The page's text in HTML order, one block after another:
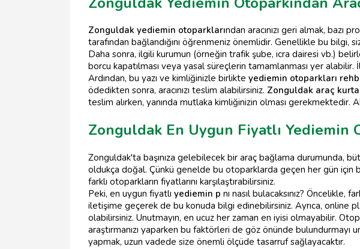
Zonguldak yediemin otoparklarından aracınızı geri almak, bazı
tarafından bağlandığını öğrenmeniz önemlidir. Genellikle bu bilgi,
Daha sonra, ilgili kurumun (örneğin trafik şube, icra dairesi vb.)
borcu kapatılması veya yasal süreçlerin tamamlanması yer
Ardından, bu yazı ve kimliğinizle birlikte yediemin otoparkları
ödedikten sonra, aracınızı teslim alabilirsiniz. Zonguldak araç
teslim alırken, yanında mutlaka kimliğinizin olması gerekmektedir.
Zonguldak En Uygun Fiyatlı Yediemin
Zonguldak'ta başınıza gelebilecek bir araç bağlama durumunda,
oldukça doğal. Çünkü genelde bu otoparklarda geçen her gün için
farklı otoparkların fiyatlarını karşılaştırabilirsiniz.
Peki, en uygun fiyatlı yediemin p nı nasıl bulacaksınız? Öncelikle,
iletişime geçerek de bu konuda bilgi edinebilirsiniz. Ayrıca,
olabilirsiniz. Unutmayın, en ucuz her zaman en iyisi olmayabilir.
araştırmanızı yaparken bu faktörleri de göz önünde bulundurmayı
yapmak, uzun vadede size önemli ölçüde tasarruf sağlayacaktır.